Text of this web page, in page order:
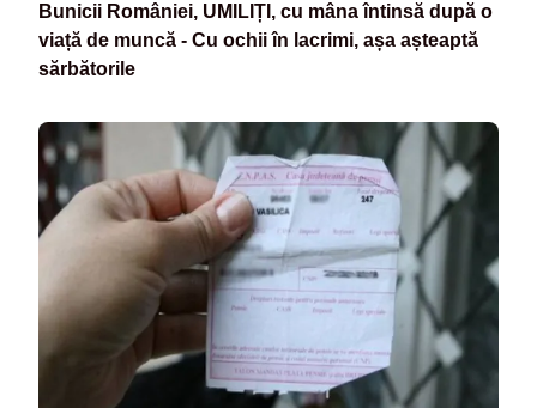
Bunicii României, UMILIȚI, cu mâna întinsă după o
viață de muncă - Cu ochii în lacrimi, așa așteaptă
sărbătorile